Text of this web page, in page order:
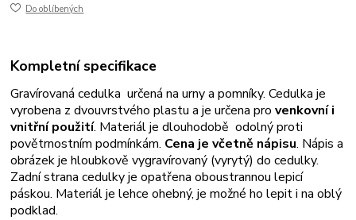
Do oblíbených
Kompletní specifikace
Gravírovaná cedulka určená na urny a pomníky. Cedulka je
vyrobena z dvouvrstvého plastu a je určena provenkovní i
vnitřní použití. Materiál je dlouhodobě odolný proti
povětrnostním podmínkám. Cena je včetně nápisu. Nápis a
obrázek je hloubkově vygravírovaný (vyrytý) do cedulky.
Zadní strana cedulky je opatřena oboustrannou lepicí
páskou. Materiál je lehce ohebný, je možné ho lepit i na oblý
podklad.